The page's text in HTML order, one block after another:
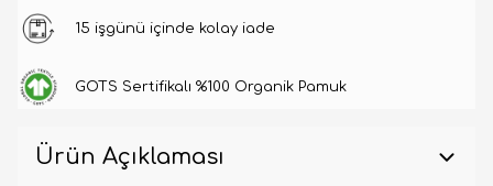
15 işgünü içinde kolay iade
GOTS Sertifikalı %100 Organik Pamuk
Ürün Açıklaması